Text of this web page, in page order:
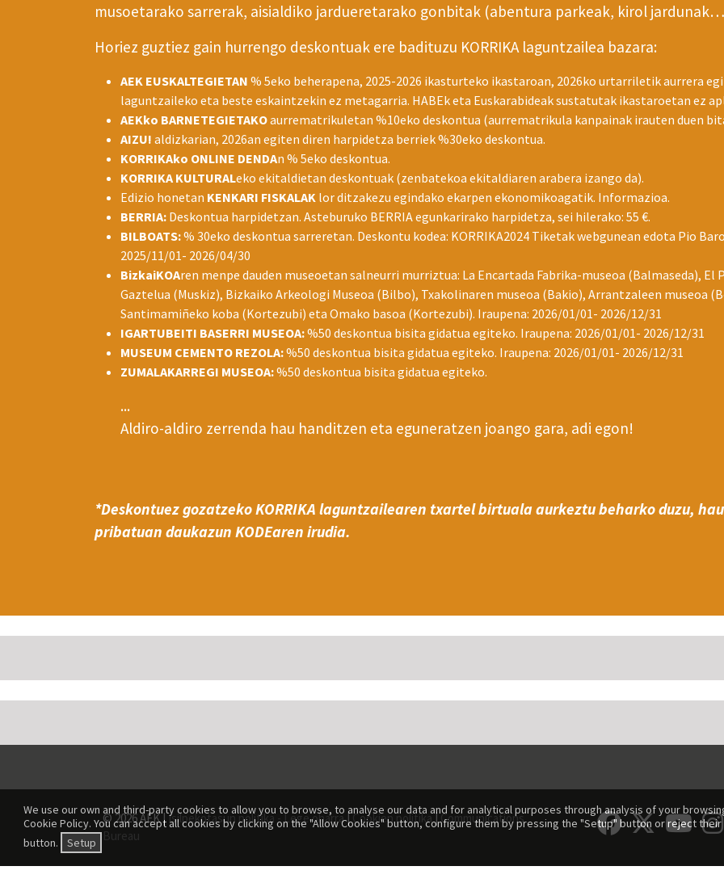
We use our own and third-party cookies to allow you to browse, to analyse our data and for analytical purposes through analysis of your
Cookie Policy. You can accept all cookies by clicking on the "Allow Cookies" button, configure them by pressing the "Setup" button or reject
button.
Setup
musoetarako sarrerak, aisialdiko jardueretarako gonbitak (abentura parkeak, kirol
Horiez guztiez gain hurrengo deskontuak ere badituzu KORRIKA laguntzailea bazara:
AEK EUSKALTEGIETAN % 5eko beherapena, 2025-2026 ikasturteko ikastaroan, 2026ko urtarriletik aurrera
laguntzaileko eta beste eskaintzekin ez metagarria. HABEk eta Euskarabideak sustatutak ikastaroetan ez
AEKko BARNETEGIETAKOaurrematrikuletan %10eko deskontua (aurrematrikula kanpainak irauten duen
AIZU! aldizkarian, 2026an egiten diren harpidetza berriek %30eko deskontua.
KORRIKAko ONLINE DENDAn % 5eko deskontua.
KORRIKA KULTURALeko ekitaldietan deskontuak (zenbatekoa ekitaldiaren arabera izango da).
Edizio honetan KENKARI FISKALAK lor ditzakezu egindako ekarpen ekonomikoagatik. Informazioa.
BERRIA: Deskontua harpidetzan. Asteburuko BERRIA egunkarirako harpidetza, sei hilerako: 55 €.
BILBOATS:% 30eko deskontua sarreretan. Deskontu kodea: KORRIKA2024 Tiketak webgunean edota Pio
2025/11/01- 2026/04/30
BizkaiKOAren menpe dauden museoetan salneurri murriztua: La Encartada Fabrika-museoa (Balmaseda),
Gaztelua (Muskiz), Bizkaiko Arkeologi Museoa (Bilbo), Txakolinaren museoa (Bakio), Arrantzaleen museoa
Santimamiñeko koba (Kortezubi) eta Omako basoa (Kortezubi). Iraupena: 2026/01/01- 2026/12/31
IGARTUBEITI BASERRI MUSEOA:%50 deskontua bisita gidatua egiteko. Iraupena: 2026/01/01- 2026/12/31
MUSEUM CEMENTO REZOLA:%50 deskontua bisita gidatua egiteko. Iraupena: 2026/01/01- 2026/12/31
ZUMALAKARREGI MUSEOA:%50 deskontua bisita gidatua egiteko.
...
Aldiro-aldiro zerrenda hau handitzen eta eguneratzen joango gara, adi egon!
*Deskontuez gozatzeko KORRIKA laguntzailearen txartel birtuala aurkeztu beharko duzu,
pribatuan daukazun KODEaren irudia.
© 2026 AEK |Isilpekotasun politika - Lege oharra|Cookien politika|Communications
Bureau